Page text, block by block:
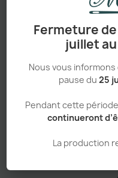
Fermeture
juillet
Nous vous
pause du 25
Pendant cette
continueront
La production